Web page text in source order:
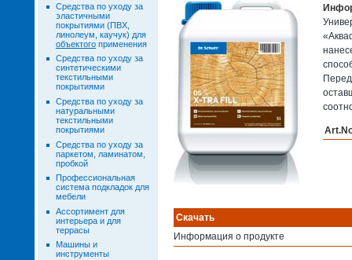
Средства по уходу за
эластичными
покрытиями (ПВХ,
линолеум, каучук) для
объектогоприменения
Средства по уходу за
синтетическими
текстильными
покрытиями
Средства по уходу за
натуральными
текстильными
покрытиями
Средства по уходу за
паркетом, ламинатом,
пробкой
Профессиональная
система подкладок для
мебели
Ассортимент для
интерьера и для
террасы
Машины и
инструменты
Скачать
Информация о продукте